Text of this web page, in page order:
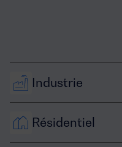
Industrie
Résidentiel